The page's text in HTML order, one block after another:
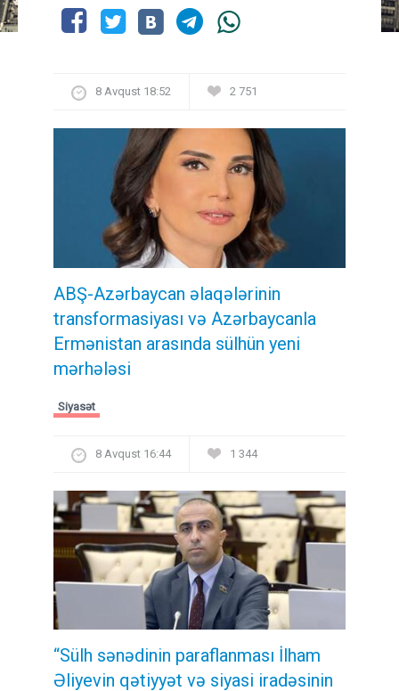
8 Avqust 18:52 2 751
ABŞ-Azərbaycan əlaqələrinin
transformasiyası və Azərbaycanla
Ermənistan arasında sülhün yeni
mərhələsi
Siyasət
8 Avqust 16:44 1 344
“Sülh sənədinin paraflanması İlham
Əliyevin qətiyyət və siyasi iradəsinin